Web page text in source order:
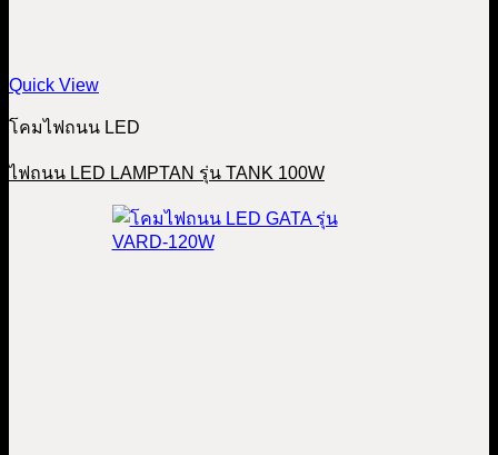
Quick View
โคมไฟถนน LED
ไฟถนน LED LAMPTAN รุ่น TANK 100W